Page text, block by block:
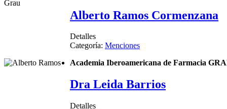
Alberto Ramos Cormenzana
Detalles
Categoría: Menciones
Academia Iberoamericana de Farmacia
Dra Leida Barrios
Detalles